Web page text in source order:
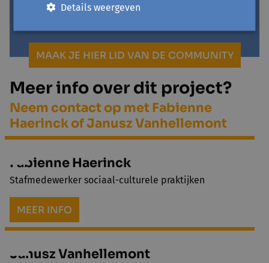
Word lid van onze WhatsApp-community en blijf
MAAK JE HIER LID VAN DE COMMUNITY
Meer info over dit project?
Neem contact op met Fabienne
Haerinck of Janusz Vanhellemont
Fabienne Haerinck
Stafmedewerker sociaal-culturele praktijken
MEER INFO
Janusz Vanhellemont
Details weergeven